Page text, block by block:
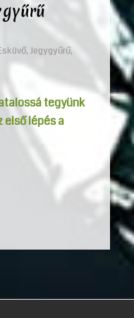
, Jegygyűrű,
tegyünk
első lépés a